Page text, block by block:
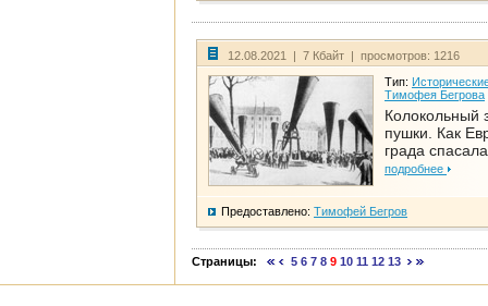
12.08.2021 | 7 Кбайт | просмотров: 1216
Тип:
Тимофея Бегрова
Колокольный
пушки. Как
града
подробнее
Предоставлено: Тимофей Бегров
Страницы: 5 6 7 8 9 10 11 12 13